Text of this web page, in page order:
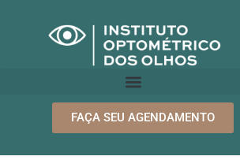
FAÇA SEU AGENDAMENTO